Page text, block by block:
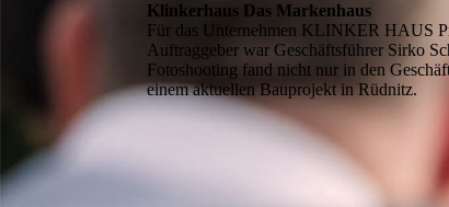
Klinkerhaus Das Markenhaus
Für das Unternehmen KLINKER HAUS
Auftraggeber war Geschäftsführer Sirko
Fotoshooting fand nicht nur in den
einem aktuellen Bauprojekt in Rüdnitz.